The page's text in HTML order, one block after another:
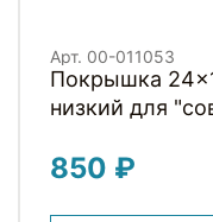
Арт. 00-011053
Покрышка 24x1 3/8 (37-540) 00-011053
низкий для
850 ₽